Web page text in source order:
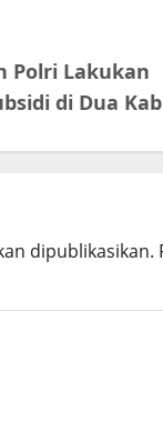
Polri Lakukan
di Dua
dipublikasikan.